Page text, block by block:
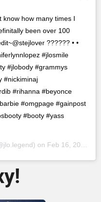
how many times I
been over 100
?????? • •
#jlosmile
#jlobody #grammys
#nickiminaj
#rihanna #beyonce
#omgpage #gainpost
#booty #yass
on Feb 16, 2019 at 10:36am PST